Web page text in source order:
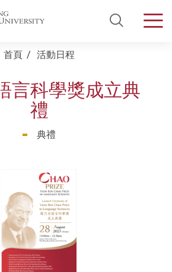
Open
首頁 活動日程
言科學獎成立典
禮
典禮